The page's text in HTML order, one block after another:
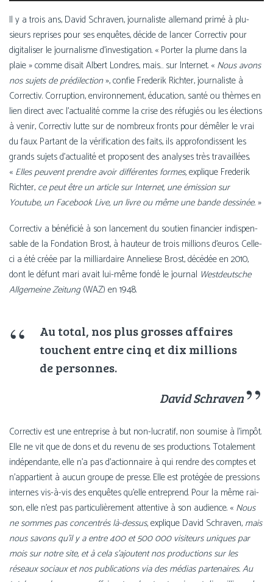
Il y a trois ans, David Schraven, jour­na­liste alle­mand pri­mé à plu­
sieurs reprises pour ses enquêtes, décide de lan­cer Correctiv pour
digi­ta­li­ser le jour­na­lisme d’in­ves­ti­ga­tion. « Porter la plume dans la
plaie » comme disait Albert Londres, mais… sur Internet. « Nous avons
nos sujets de pré­di­lec­tion», confie Frederik Richter, jour­na­liste à
Correctiv. Corruption, envi­ron­ne­ment, édu­ca­tion, san­té ou thèmes en
lien direct avec l’actualité comme la crise des réfu­giés ou les élec­tions
à venir, Correctiv lutte sur de nom­breux fronts pour démê­ler le vrai
du faux. Partant de la véri­fi­ca­tion des faits, ils appro­fon­dissent les
grands sujets d’actualité et pro­posent des ana­lyses très tra­vaillées.
« Elles peuvent prendre avoir dif­fé­rentes formes,explique Frederik
Richter, ce peut être un article sur Internet, une émis­sion sur
Youtube, un Facebook Live, un livre ou même une bande des­si­née.»
Correctiv a béné­fi­cié à son lan­ce­ment du sou­tien finan­cier indis­pen­
sable de la Fondation Brost, à hau­teur de trois mil­lions d’eu­ros. Celle-
ci a été créée par la mil­liar­daire Anneliese Brost, décé­dée en 2010,
dont le défunt mari avait lui-même fon­dé le jour­nal Westdeutsche
Allgemeine Zeitung(WAZ) en 1948.
Au total, nos plus grosses affaires
touchent entre cinq et dix mil­lions
de personnes.
David Schraven
Correctiv est une entre­prise à but non-lucratif, non sou­mise à l’im­pôt.
Elle ne vit que de dons et du reve­nu de ses pro­duc­tions. Totalement
indé­pen­dante, elle n’a pas d’ac­tion­naire à qui rendre des comptes et
n’ap­par­tient à aucun groupe de presse. Elle est pro­té­gée de pres­sions
internes vis-à-vis des enquêtes qu’elle entre­prend. Pour la même rai­
son, elle n’est pas par­ti­cu­liè­re­ment atten­tive à son audience. « Nous
ne sommes pas concen­trés là-dessus,explique David Schraven, mais
nous savons qu’il y a entre 400 et 500 000 visi­teurs uniques par
mois sur notre site, et à cela s’ajoutent nos pro­duc­tions sur les
réseaux sociaux et nos publi­ca­tions via des médias par­te­naires. Au